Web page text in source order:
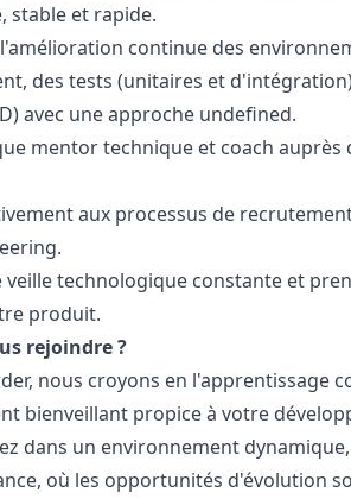
stable et rapide.
continue des
des tests (unitaires et
avec une approche undefined.
mentor technique et coach auprès
aux processus de
veille technologique constante et
produit.
rejoindre ?
nous croyons en l'apprentissage
bienveillant propice à votre
dans un environnement
où les opportunités d'évolution